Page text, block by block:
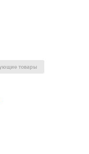
товары